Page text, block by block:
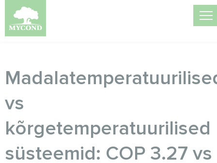
vs
kõrgetemperatuurilised
süsteemid: COP 3.27 vs